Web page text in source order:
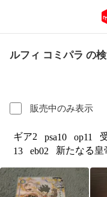
ルフィ コミパラ の
販売中のみ表示
ギア2 psa10 op11
13
eb02 新たなる皇